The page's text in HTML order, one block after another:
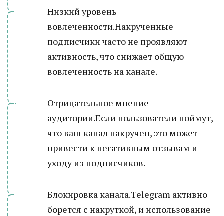
Низкий уровень
вовлеченности.Накрученные
подписчики часто не проявляют
активность, что снижает общую
вовлеченность на канале.
Отрицательное мнение
аудитории.Если пользователи поймут,
что ваш канал накручен, это может
привести к негативным отзывам и
уходу из подписчиков.
Блокировка канала.Telegram активно
борется с накруткой, и использование